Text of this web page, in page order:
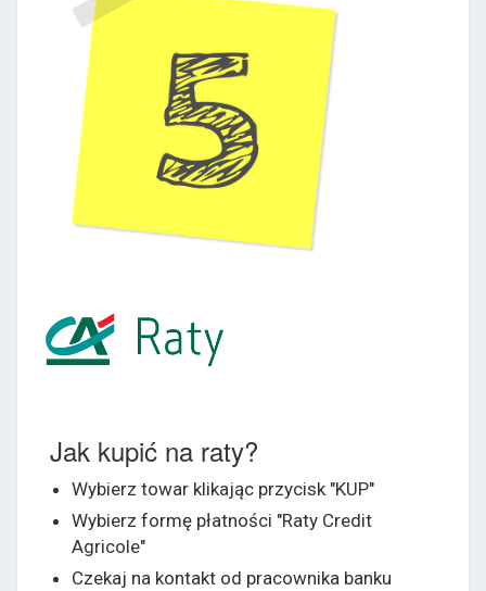
Jak kupić na raty?
Wybierz towar klikając przycisk "KUP"
Wybierz formę płatności "Raty Credit
Agricole"
Czekaj na kontakt od pracownika banku